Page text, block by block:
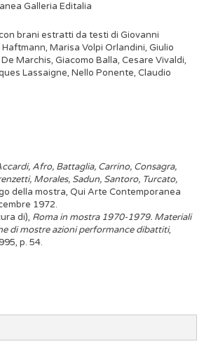
Galleria Editalia
brani estratti da testi di Giovanni
Marisa Volpi Orlandini, Giulio
Marchis, Giacomo Balla, Cesare Vivaldi,
Lassaigne, Nello Ponente, Claudio
Afro, Battaglia, Carrino, Consagra,
Morales, Sadun, Santoro, Turcato,
della mostra, Qui Arte Contemporanea
1972.
di), Roma in mostra 1970-1979. Materiali
di mostre azioni performance dibattiti,
p. 54.